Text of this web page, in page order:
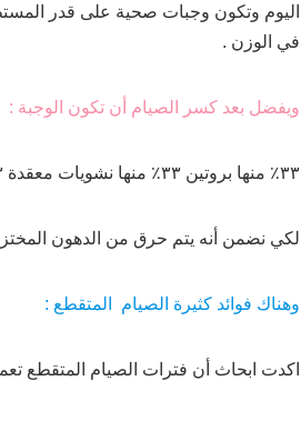
اليوم وتكون وجبات صحية على قدر
في الوزن .
ويفضل بعد كسر الصيام أن تكون الوجبة :
٣٣٪؜ منها بروتين ٣٣٪؜ منها نشويات معقدة ٣٣٪؜ خضراوات .
لكي نضمن أنه يتم حرق من الدهون
وهناك فوائد كثيرة الصيام المتقطع :
اكدت ابحاث أن فترات الصيام المتقطع